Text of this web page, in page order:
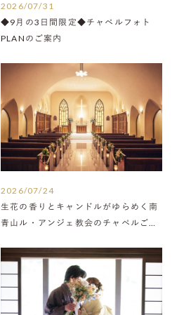
2026/07/31
◆9月の3日間限定◆チャペルフォト
PLANのご案内
2026/07/24
生花の香りとキャンドルがゆらめく南
青山ル・アンジェ教会のチャペルご紹